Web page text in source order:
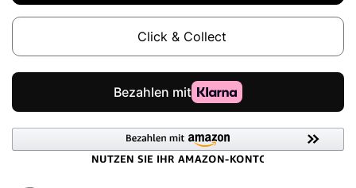
Click & Collect